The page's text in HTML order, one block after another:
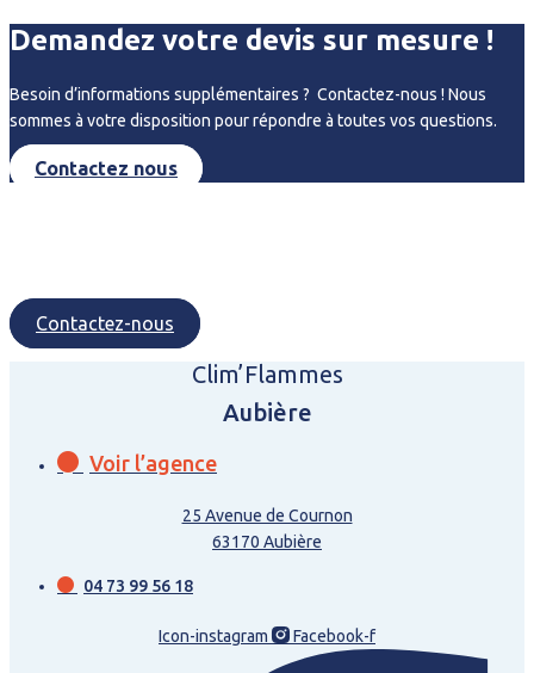
Demandez votre devis sur mesure !
Besoin d’informations supplémentaires ? Contactez-nous ! Nous
sommes à votre disposition pour répondre à toutes vos questions.
Contactez nous
Contactez-nous
Clim’Flammes
Aubière
Voir l’agence
25 Avenue de Cournon
63170 Aubière
04 73 99 56 18
Icon-instagram Facebook-f